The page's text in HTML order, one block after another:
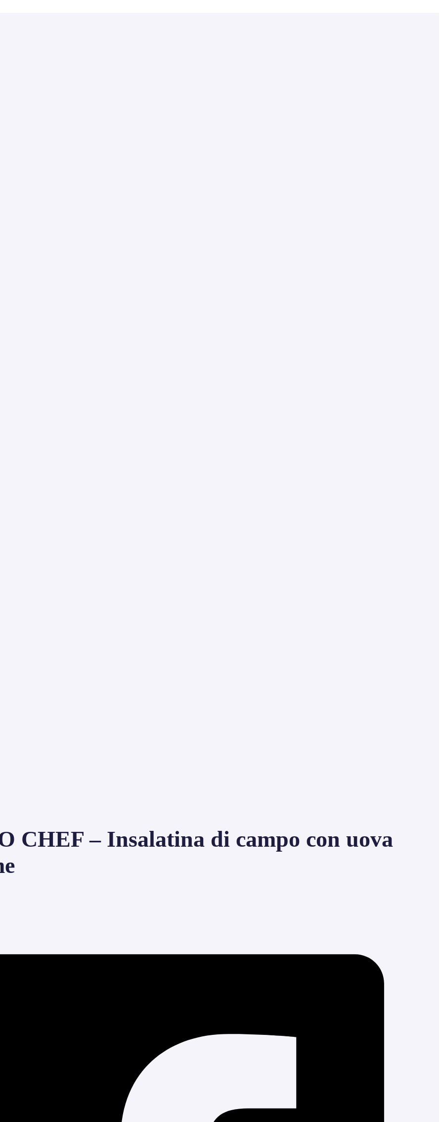
CHEF – Insalatina di campo con uova